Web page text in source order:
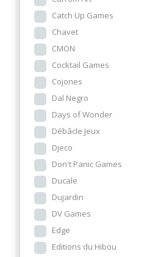
Catch Up Games
Chavet
CMON
Cocktail Games
Cojones
Dal Negro
Days of Wonder
Débâcle Jeux
Djeco
Don't Panic Games
Ducale
Dujardin
DV Games
Edge
Editions du Hibou